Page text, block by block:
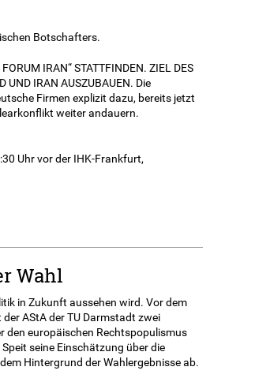
Botschafters.
IRAN“ STATTFINDEN. ZIEL DES
UND IRAN AUSZUBAUEN. Die
Firmen explizit dazu, bereits jetzt
weiter andauern.
Uhr vor der IHK-Frankfurt,
Wahl
in Zukunft aussehen wird. Vor dem
AStA der TU Darmstadt zwei
den europäischen Rechtspopulismus
seine Einschätzung über die
Hintergrund der Wahlergebnisse ab.